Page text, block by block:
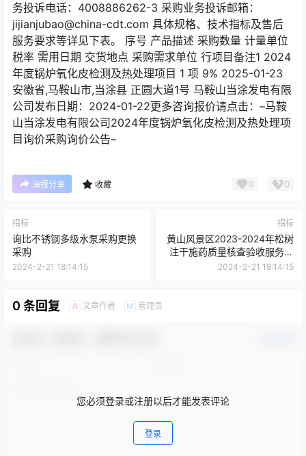
务投诉电话：4008886262-3 采购业务投诉邮箱：
jijianjubao@china-cdt.com 具体规格、技术指标及售后
服务要求等详见下表。 序号 产品描述 采购数量 计量单位
税率 需用日期 交货地点 采购需求单位 行项目备注1 2024
年度锅炉氧化皮检测及热处理项目 1 项 9% 2025-01-23
安徽省,马鞍山市,当涂县 正圆大道1号 马鞍山当涂发电有限
公司发布日期：2024-01-22更多咨询报价请点击：–马鞍
山当涂发电有限公司2024年度锅炉氧化皮检测及热处理项
目询价采购询价公告–
海报分享 收藏 0 0
招标
询比不锈钢多级水泵采购更换
采购
2024-2-21 18:14:15
招标
黄山风景区2023-2024年松树
注干施药质量核查验收服务采
购项目采购公告编号：
2024-2-21 18:14:15
0 条回复 A 文章作者 M 管理员
您必须登录或注册以后才能发表评论
登录